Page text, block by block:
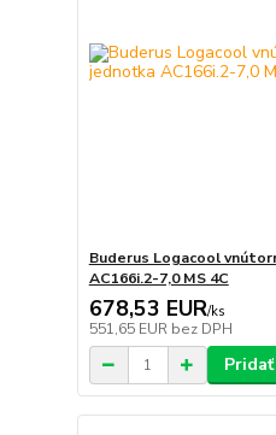
Buderus Logacool
AC166i.2-7,0 MS 4C
678,53 EUR/ks
551,65 EUR bez DPH